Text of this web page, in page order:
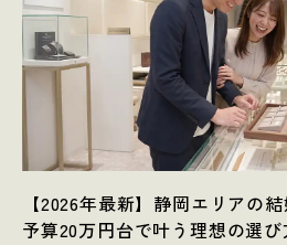
【2026年最新】静岡エリアの
予算20万円台で叶う理想の選び